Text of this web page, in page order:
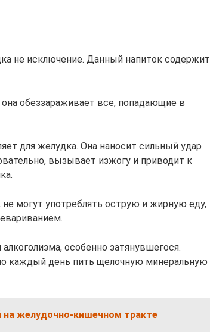
не исключение. Данный напиток содержит
она обеззараживает все, попадающие в
для желудка. Она наносит сильный удар
вызывает изжогу и приводит к
могут употреблять острую и жирную еду,
особенно затянувшегося.
каждый день пить щелочную минеральную
на желудочно-кишечном тракте